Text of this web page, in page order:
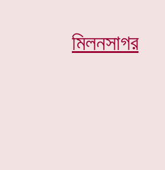
মিলনসাগর